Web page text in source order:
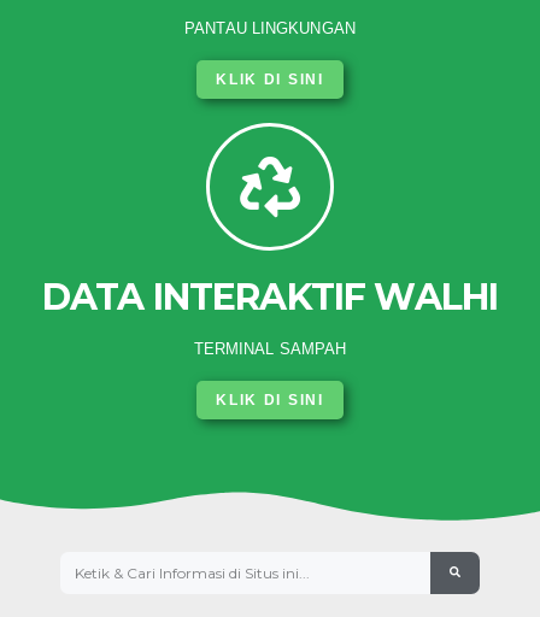
PANTAU LINGKUNGAN
KLIK DI SINI
DATA INTERAKTIF WALHI
TERMINAL SAMPAH
KLIK DI SINI